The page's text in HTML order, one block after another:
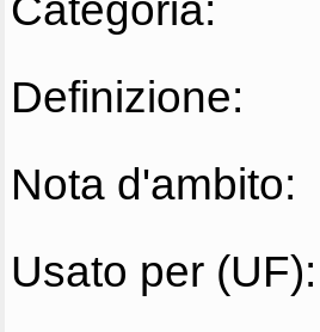
Definizione:
Nota d'ambito:
Usato per (UF):